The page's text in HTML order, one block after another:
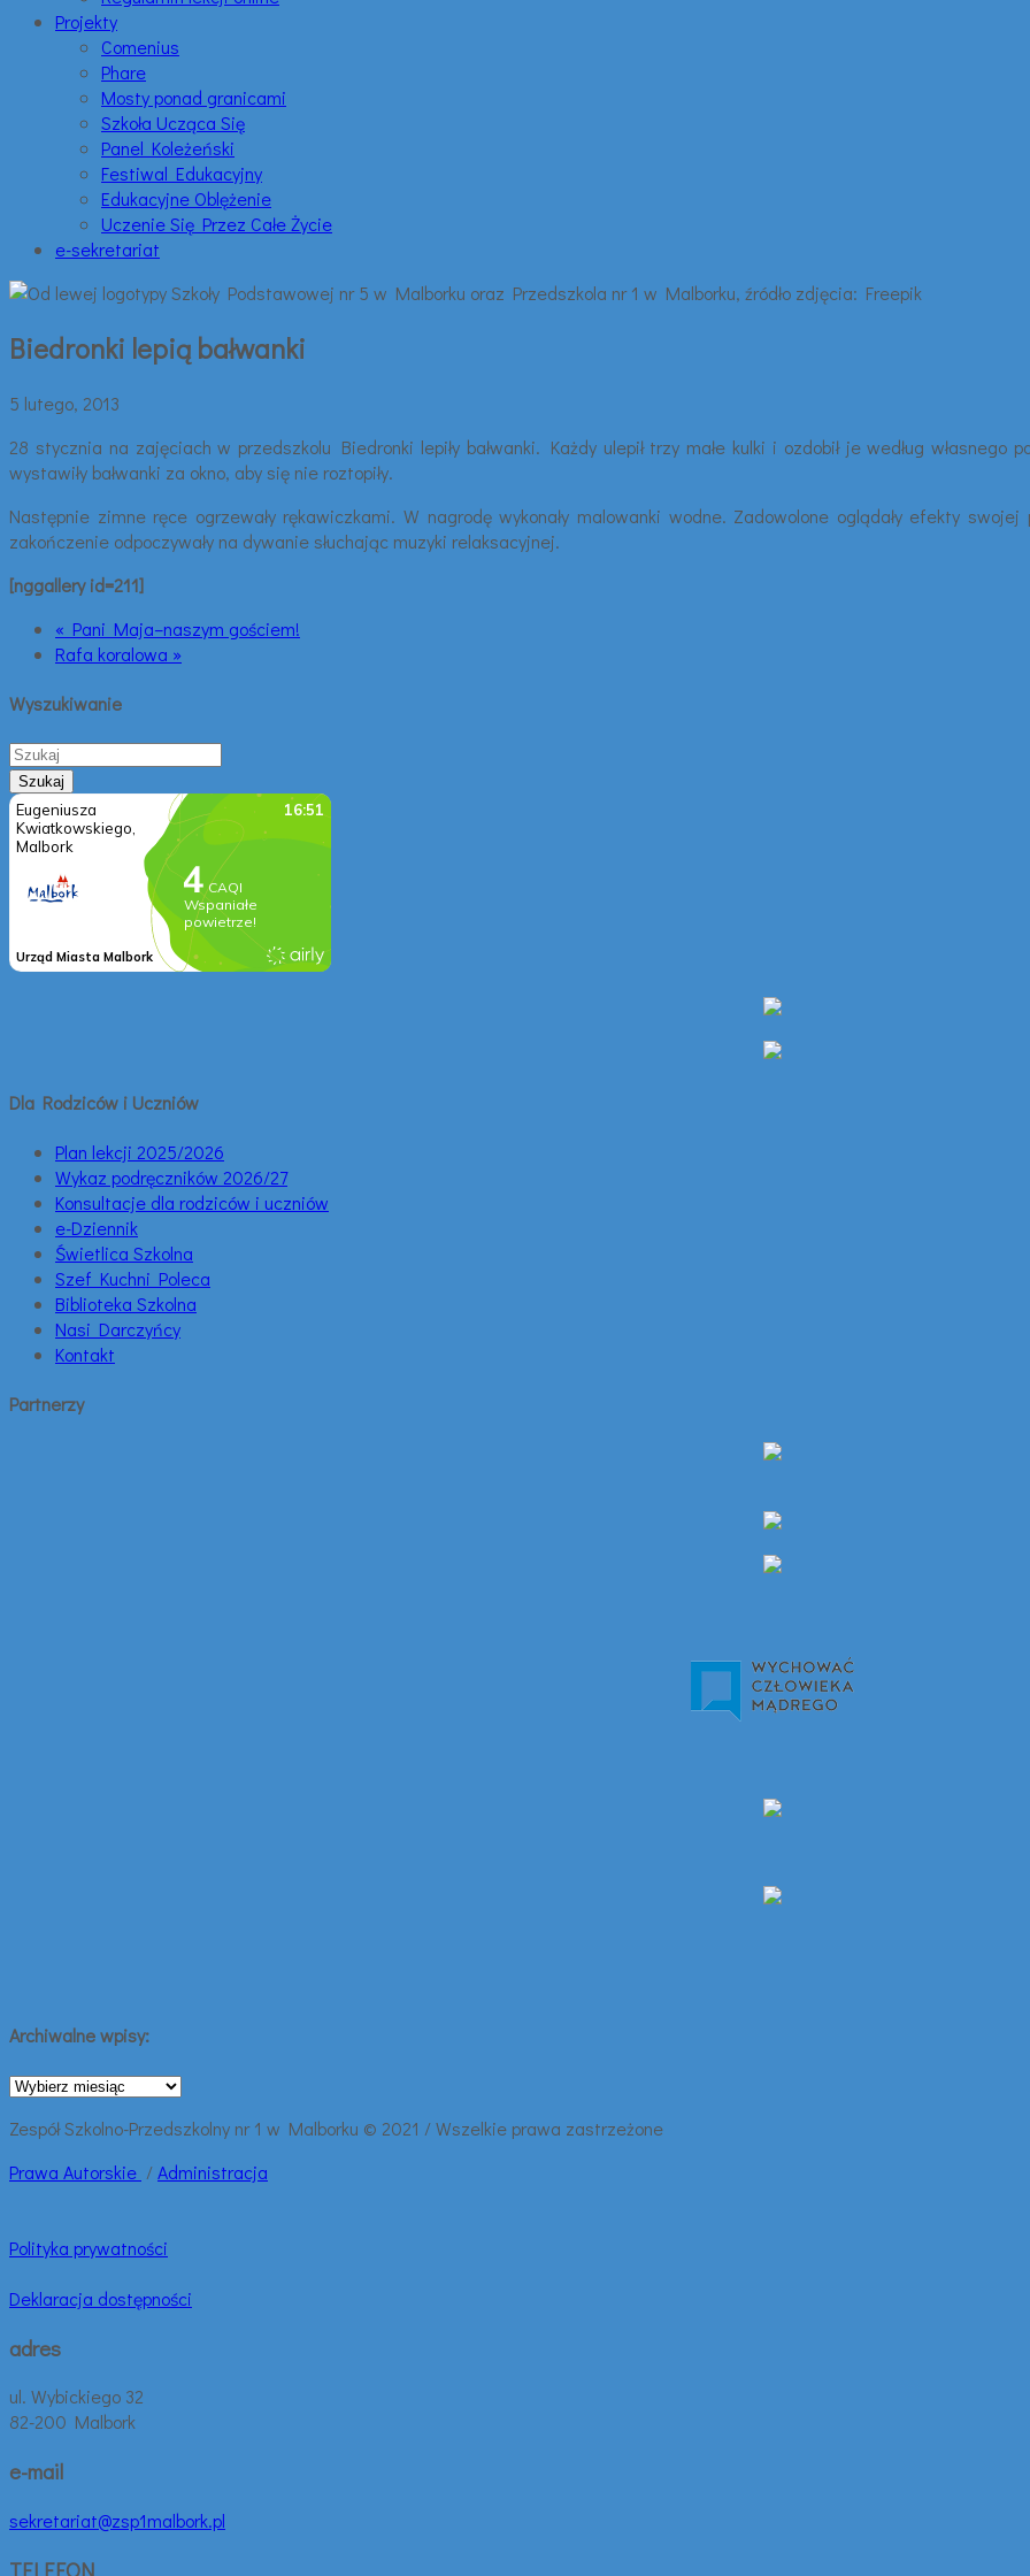
Projekty
Comenius
Phare
Mosty ponad granicami
Szkoła Ucząca Się
Panel Koleżeński
Festiwal Edukacyjny
Edukacyjne Oblężenie
Uczenie Się Przez Całe Życie
e-sekretariat
Biedronki lepią bałwanki
5 lutego, 2013
28 stycznia na zajęciach w przedszkolu Biedronki lepiły bałwanki. Każdy ulepił trzy małe kulki i ozdobił je według własnego
wystawiły bałwanki za okno, aby się nie roztopiły.
Następnie zimne ręce ogrzewały rękawiczkami. W nagrodę wykonały malowanki wodne. Zadowolone oglądały efekty
zakończenie odpoczywały na dywanie słuchając muzyki relaksacyjnej.
[nggallery id=211]
« Pani Maja–naszym gościem!
Rafa koralowa »
Wyszukiwanie
Dla Rodziców i Uczniów
Plan lekcji 2025/2026
Wykaz podręczników 2026/27
Konsultacje dla rodziców i uczniów
e-Dziennik
Świetlica Szkolna
Szef Kuchni Poleca
Biblioteka Szkolna
Nasi Darczyńcy
Kontakt
Partnerzy
Archiwalne wpisy:
Archiwalne
Zespół Szkolno-Przedszkolny nr 1 w Malborku © 2021 / Wszelkie prawa zastrzeżone
Prawa Autorskie /Administracja
Polityka prywatności
Deklaracja dostępności
adres
ul. Wybickiego 32
82-200 Malbork
e-mail
sekretariat@zsp1malbork.pl
TELEFON